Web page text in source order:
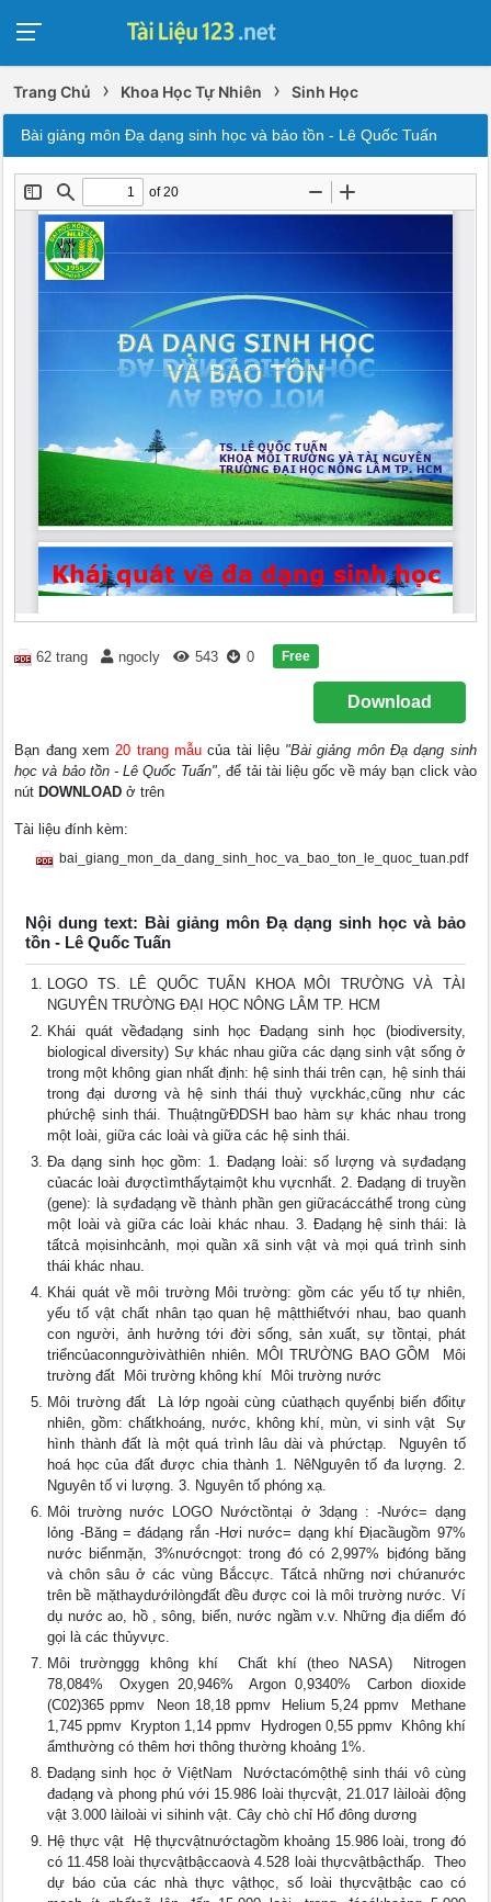
Trang Chủ › Khoa Học Tự Nhiên › Sinh Học
Bài giảng môn Đạ dạng sinh học và bảo tồn - Lê Quốc Tuấn
62 trang ngocly 543 0 Free
Download
Bạn đang xem20 trang mẫucủa tài liệu "Bài giảng môn Đạ dạng sinh
học và bảo tồn - Lê Quốc Tuấn", để tải tài liệu gốc về máy bạn click vào
nút DOWNLOAD ở trên
Tài liệu đính kèm:
bai_giang_mon_da_dang_sinh_hoc_va_bao_ton_le_quoc_tuan.pdf
Nội dung text: Bài giảng môn Đạ dạng sinh học và bảo
tồn - Lê Quốc Tuấn
LOGO TS. LÊ QUỐC TUẤN KHOA MÔI TRƯỜNG VÀ TÀI
NGUYÊN TRƯỜNG ĐẠI HỌC NÔNG LÂM TP. HCM
Khái quát vềđadạng sinh học Đadạng sinh học (biodiversity,
biological diversity) Sự khác nhau giữa các dạng sinh vật sống ở
trong một không gian nhất định: hệ sinh thái trên cạn, hệ sinh thái
trong đại dương và hệ sinh thái thuỷ vựckhác,cũng như các
phứchệ sinh thái. ThuậtngữĐDSH bao hàm sự khác nhau trong
một loài, giữa các loài và giữa các hệ sinh thái.
Đa dạng sinh học gồm: 1. Đadạng loài: số lượng và sựđadạng
củacác loài đượctìmthấytạimột khu vựcnhất. 2. Đadạng di truyền
(gene): là sựđadạng về thành phần gen giữacáccáthể trong cùng
một loài và giữa các loài khác nhau. 3. Đadạng hệ sinh thái: là
tấtcả mọisinhcảnh, mọi quần xã sinh vật và mọi quá trình sinh
thái khác nhau.
Khái quát về môi trường Môi trường: gồm các yếu tố tự nhiên,
yếu tố vật chất nhân tạo quan hệ mậtthiếtvới nhau, bao quanh
con người, ảnh hưởng tới đời sống, sản xuất, sự tồntại, phát
triểncủaconngườivàthiên nhiên. MÔI TRƯỜNG BAO GỒM  Môi
trường đất  Môi trường không khí  Môi trường nước
Môi trường đất  Là lớp ngoài cùng củathạch quyểnbị biến đổitự
nhiên, gồm: chấtkhoáng, nước, không khí, mùn, vi sinh vật  Sự
hình thành đất là một quá trình lâu dài và phứctạp.  Nguyên tố
hoá học của đất được chia thành 1. NêNguyên tố đa lượng. 2.
Nguyên tố vi lượng. 3. Nguyên tố phóng xạ.
Môi trường nước LOGO Nướctồntại ở 3dạng : -Nước= dạng
lỏng -Băng = đádạng rắn -Hơi nước= dạng khí Địacầugồm 97%
nước biểnmặn, 3%nướcngọt: trong đó có 2,997% bịđóng băng
và chôn sâu ở các vùng Bắccực. Tấtcả những nơi chứanước
trên bề mặthaydướilòngđất đều được coi là môi trường nước. Ví
dụ nước ao, hồ , sông, biển, nước ngầm v.v. Những địa diểm đó
gọi là các thủyvực.
Môi trườnggg không khí  Chất khí (theo NASA)  Nitrogen
78,084%  Oxygen 20,946%  Argon 0,9340%  Carbon dioxide
(C02)365 ppmv  Neon 18,18 ppmv  Helium 5,24 ppmv  Methane
1,745 ppmv  Krypton 1,14 ppmv  Hydrogen 0,55 ppmv  Không khí
ẩmthường có thêm hơi thông thường khoảng 1%.
Đadạng sinh học ở ViệtNam  Nướctacómộthệ sinh thái vô cùng
đadạng và phong phú với 15.986 loài thựcvật, 21.017 làiloài động
vật 3.000 làiloài vi sihinh vật. Cây chò chỉ Hổ đông dương
Hệ thực vật  Hệ thựcvậtnướctagồm khoảng 15.986 loài, trong đó
có 11.458 loài thựcvậtbậccaovà 4.528 loài thựcvậtbậcthấp.  Theo
dự báo của các nhà thực vậthọc, số loài thựcvậtbậc cao có